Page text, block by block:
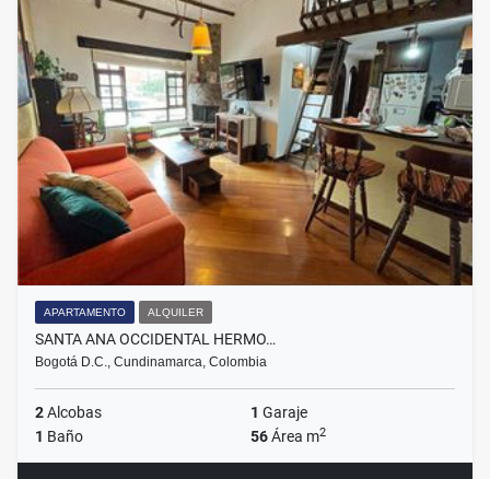
APARTAMENTO ALQUILER
SANTA ANA OCCIDENTAL HERMO…
Bogotá D.C., Cundinamarca, Colombia
2Alcobas 1 Garaje
1 Baño 56Área m2